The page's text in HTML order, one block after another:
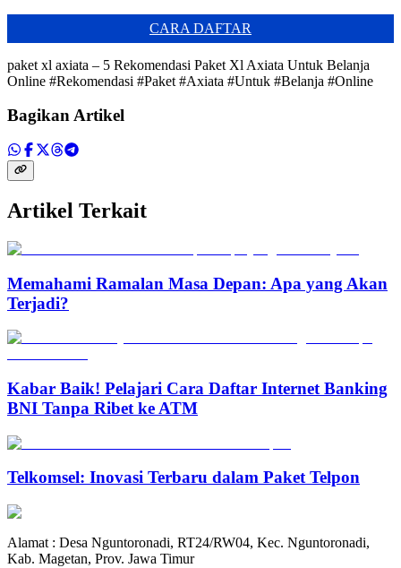
CARA DAFTAR
paket xl axiata – 5 Rekomendasi Paket Xl Axiata Untuk Belanja
Online #Rekomendasi #Paket #Axiata #Untuk #Belanja #Online
Bagikan Artikel
Artikel Terkait
Memahami Ramalan Masa Depan: Apa yang Akan
Terjadi?
Kabar Baik! Pelajari Cara Daftar Internet Banking
BNI Tanpa Ribet ke ATM
Telkomsel: Inovasi Terbaru dalam Paket Telpon
Alamat : Desa Nguntoronadi, RT24/RW04, Kec. Nguntoronadi,
Kab. Magetan, Prov. Jawa Timur